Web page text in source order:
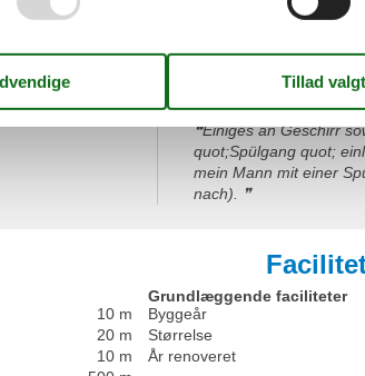
3,0
Appartement 2.28
Tische-Rückerei - und
Begrundelse for valg:
direkte Lage am
Forbedringer:
Einiges an Geschirr
quot;Spülgang quot;
mein Mann mit einer
nach).
10 m
20 m
10 m
Grundlæggende faciliteter
Byggeår
Størrelse
År renoveret